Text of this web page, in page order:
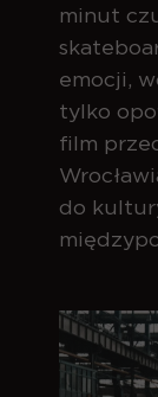
minut
emocji,
tylko
film
do